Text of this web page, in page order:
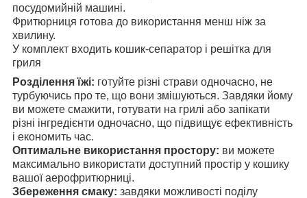
посудомийній машині.
Фритюрниця готова до використання менш ніж за
хвилину.
У комплект входить кошик-сепаратор і решітка для
гриля
Розділення їжі: готуйте різні страви одночасно, не
турбуючись про те, що вони змішуються. Завдяки йому
ви можете смажити, готувати на грилі або запікати
різні інгредієнти одночасно, що підвищує ефективність
і економить час.
Оптимальне використання простору: ви можете
максимально використати доступний простір у кошику
вашої аерофритюрниці.
Збереження смаку: завдяки можливості поділу